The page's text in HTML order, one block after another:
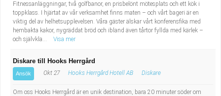
Fitnessanläggningar, två golfbanor, en prisbelönt mötesplats och ett kök i
toppklass. I hjärtat av vår verksamhet finns maten – och vårt bageri är en
viktig del av helhetsupplevelsen. Våra gäster älskar vårt konferensfika med
hembakta kakor, nygräddat bröd och ibland även tårtor fyllda med kärlek –
och självkla...
Visa mer
Diskare till Hooks Herrgård
Ansök Okt 27 Hooks Herrgård Hotell AB Diskare
Om oss Hooks Herrgård är en unik destination, bara 20 minuter söder om